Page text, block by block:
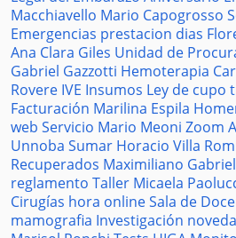
Macchiavello Mario Capogrosso
Emergencias prestacion dias
Ana Clara Giles Unidad de
Gabriel Gazzotti Hemoterapia
Rovere IVE Insumos Ley de cupo
Facturación Marilina Espila
web Servicio Mario Meoni Zoom
Unnoba Sumar Horacio Villa
Recuperados Maximiliano Gabriel
reglamento Taller Micaela
Cirugías hora onlineSala de
mamografia Investigación